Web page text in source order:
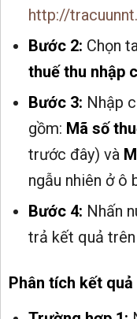
http://
Bước 2: Chọn
thuế thu nhập
Bước 3: Nhập
gồm: Mã số
trước đây) và
ngẫu nhiên ở ô
Bước 4: Nhấn
trả kết quả trên
Phân tích kết quả